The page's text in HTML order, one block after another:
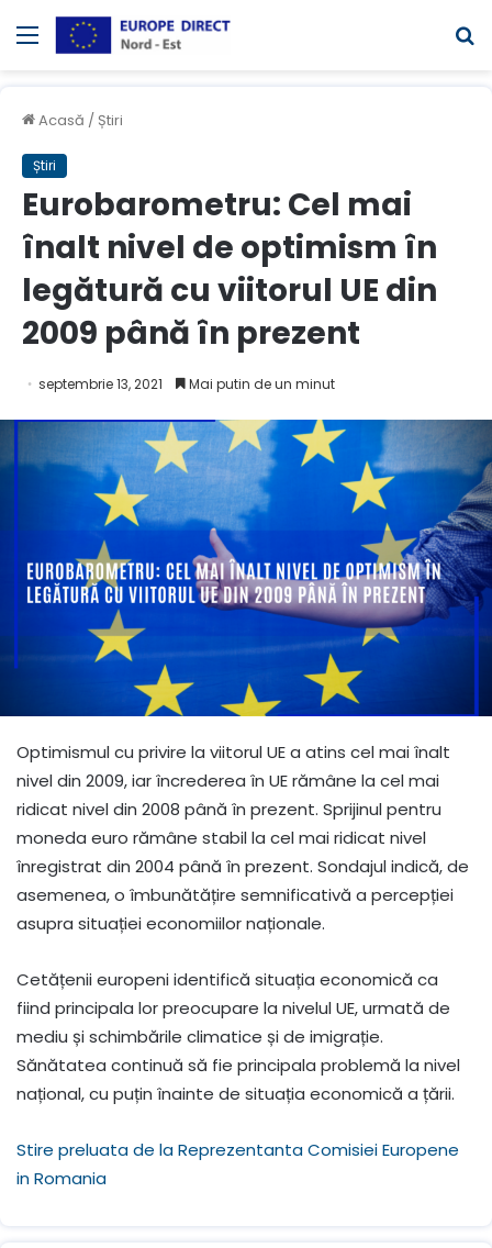
Meniul
Acasă / Știri
Știri
Eurobarometru: Cel mai
înalt nivel de optimism în
legătură cu viitorul UE din
2009 până în prezent
septembrie 13, 2021 Mai putin de un minut
Optimismul cu privire la viitorul UE a atins cel mai înalt
nivel din 2009, iar încrederea în UE rămâne la cel mai
ridicat nivel din 2008 până în prezent. Sprijinul pentru
moneda euro rămâne stabil la cel mai ridicat nivel
înregistrat din 2004 până în prezent. Sondajul indică, de
asemenea, o îmbunătățire semnificativă a percepției
asupra situației economiilor naționale.
Cetățenii europeni identifică situația economică ca
fiind principala lor preocupare la nivelul UE, urmată de
mediu și schimbările climatice și de imigrație.
Sănătatea continuă să fie principala problemă la nivel
național, cu puțin înainte de situația economică a țării.
Stire preluata de la Reprezentanta Comisiei Europene
in Romania